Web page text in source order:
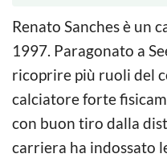
Renato Sanches è un
1997. Paragonato a
ricoprire più ruoli del
calciatore forte
con buon tiro dalla
carriera ha indossato